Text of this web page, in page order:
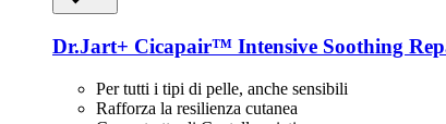
Dr.Jart+ Cicapair™ Intensive Soothing
Per tutti i tipi di pelle, anche sensibili
Rafforza la resilienza cutanea